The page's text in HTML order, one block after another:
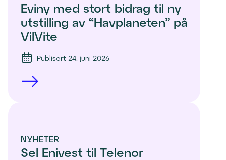
Eviny med stort bidrag til ny
utstilling av “Havplaneten” på
VilVite
Publisert 24. juni 2026
NYHETER
Sel Enivest til Telenor